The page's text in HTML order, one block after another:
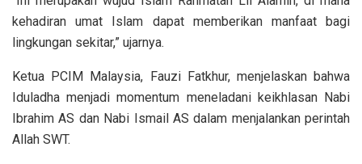
kehadiran umat Islam dapat memberikan manfaat bagi
lingkungan sekitar,” ujarnya.
Ketua PCIM Malaysia, Fauzi Fatkhur, menjelaskan bahwa
Iduladha menjadi momentum meneladani keikhlasan Nabi
Ibrahim AS dan Nabi Ismail AS dalam menjalankan perintah
Allah SWT.